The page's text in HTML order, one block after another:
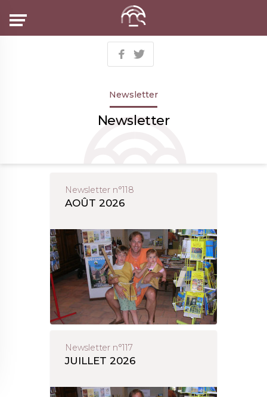
Newsletter
Newsletter
Newsletter n°118
AOÛT 2026
Newsletter n°117
JUILLET 2026